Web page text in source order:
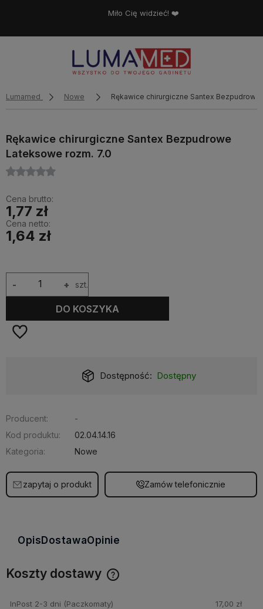
Miło Cię widzieć! ❤️
Lumamed Nowe Rękawice chirurgiczne Santex
Rękawice chirurgiczne Santex Bezpudrowe
Lateksowe rozm. 7.0
Cena brutto:
1,77 zł
Cena netto:
1,64 zł
+
- szt.
DO KOSZYKA
Dostępność: Dostępny
Producent:
-
Kod produktu:
02.04.14.16
Kategoria:
Nowe
zapytaj o produkt Zamów telefonicznie
Opis DostawaOpinie
Koszty dostawy
InPost 2-3 dni (Paczkomaty) 17,00 zł